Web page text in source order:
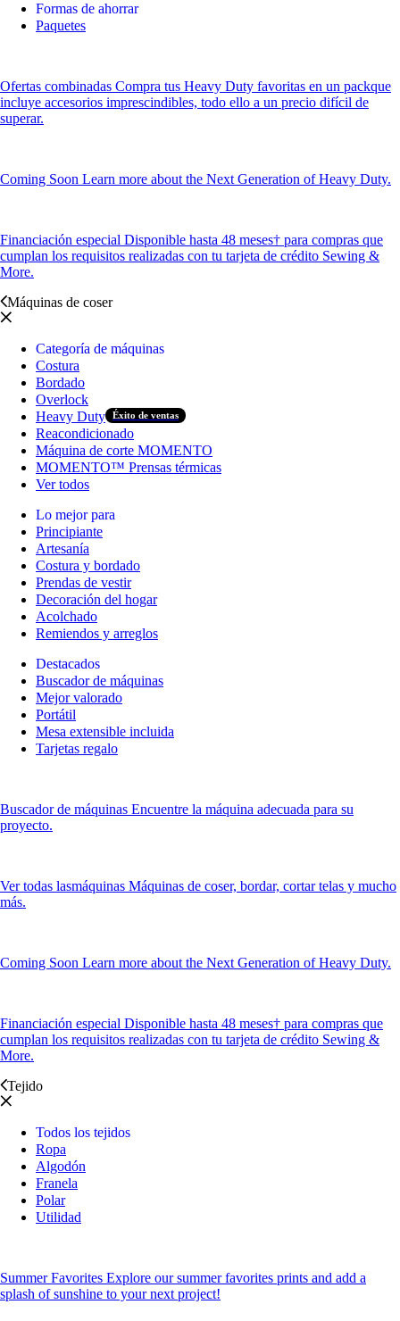
Formas de ahorrar
Paquetes
Ofertas combinadas Compra tus Heavy Duty favoritas en un packque
incluye accesorios imprescindibles, todo ello a un precio difícil de
superar.
Coming Soon Learn more about the Next Generation of Heavy Duty.
Financiación especial Disponible hasta 48 meses† para compras que
cumplan los requisitos realizadas con tu tarjeta de crédito Sewing &
More.
Máquinas de coser
Categoría de máquinas
Costura
Bordado
Overlock
Heavy Duty
Éxito de ventas
Reacondicionado
Máquina de corte MOMENTO
MOMENTO™ Prensas térmicas
Ver todos
Lo mejor para
Principiante
Artesanía
Costura y bordado
Prendas de vestir
Decoración del hogar
Acolchado
Remiendos y arreglos
Destacados
Buscador de máquinas
Mejor valorado
Portátil
Mesa extensible incluida
Tarjetas regalo
Buscador de máquinas Encuentre la máquina adecuada para su
proyecto.
Ver todas lasmáquinas Máquinas de coser, bordar, cortar telas y mucho
más.
Coming Soon Learn more about the Next Generation of Heavy Duty.
Financiación especial Disponible hasta 48 meses† para compras que
cumplan los requisitos realizadas con tu tarjeta de crédito Sewing &
More.
Tejido
Todos los tejidos
Ropa
Algodón
Franela
Polar
Utilidad
Summer Favorites Explore our summer favorites prints and add a
splash of sunshine to your next project!